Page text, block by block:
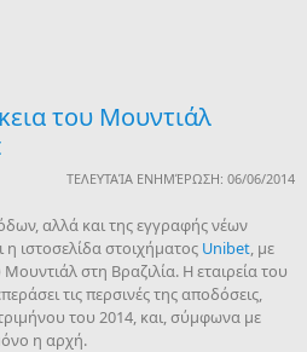
του Μουντιάλ
ΤΕΛΕΥΤΑΊΑ ΕΝΗΜΈΡΩΣΗ: 06/06/2014
αλλά και της εγγραφής νέων
ιστοσελίδα στοιχήματος Unibet, με
στη Βραζιλία. Η εταιρεία του
τις περσινές της αποδόσεις,
του 2014, και, σύμφωνα με
η αρχή.